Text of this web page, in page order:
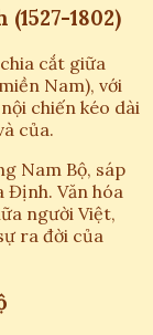
1802)
cắt giữa
Nam), với
chiến kéo dài
của.
Nam Bộ, sáp
Định. Văn hóa
người Việt,
ra đời của